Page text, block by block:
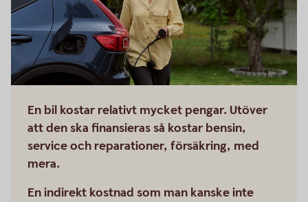
En bil kostar relativt mycket pengar. Utöver
att den ska finansieras så kostar bensin,
service och reparationer, försäkring, med
mera.
En indirekt kostnad som man kanske inte